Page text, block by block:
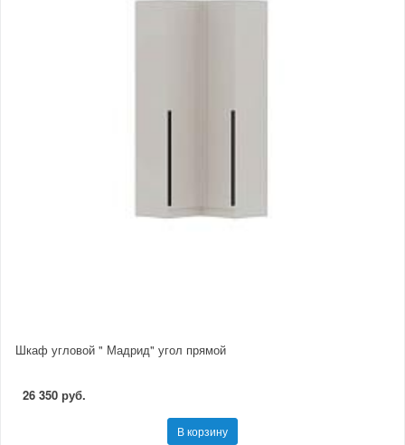
Шкаф угловой " Мадрид" угол прямой
26 350 руб.
В корзину